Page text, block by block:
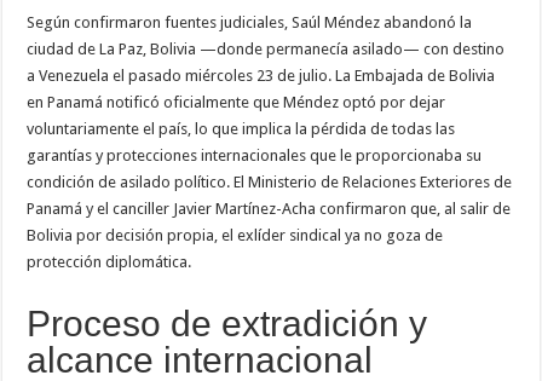
Según confirmaron fuentes judiciales, Saúl Méndez abandonó la
ciudad de La Paz, Bolivia —donde permanecía asilado— con destino
a Venezuela el pasado miércoles 23 de julio. La Embajada de Bolivia
en Panamá notificó oficialmente que Méndez optó por dejar
voluntariamente el país, lo que implica la pérdida de todas las
garantías y protecciones internacionales que le proporcionaba su
condición de asilado político. El Ministerio de Relaciones Exteriores de
Panamá y el canciller Javier Martínez-Acha confirmaron que, al salir de
Bolivia por decisión propia, el exlíder sindical ya no goza de
protección diplomática.
Proceso de extradición y
alcance internacional